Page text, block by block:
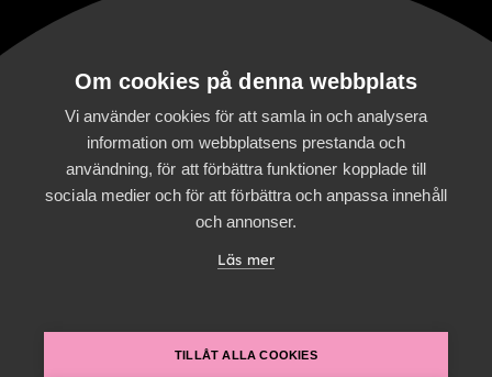
Digitalist Cloud
Digitalist Finland
Om cookies på denna webbplats
Vi använder cookies för att samla in och analysera
information om webbplatsens prestanda och
användning, för att förbättra funktioner kopplade till
sociala medier och för att förbättra och anpassa innehåll
och annonser.
Läs mer
TILLÅT ALLA COOKIES